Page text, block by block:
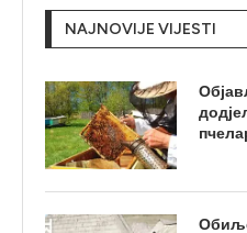
NAJNOVIJE VIJESTI